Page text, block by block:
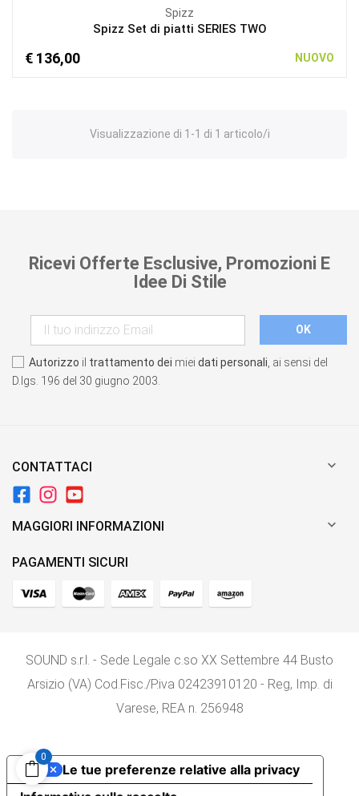
Spizz
Spizz Set di piatti SERIES TWO
€ 136,00 NUOVO
Visualizzazione di 1-1 di 1 articolo/i
Ricevi Offerte Esclusive, Promozioni E
Idee Di Stile
Autorizzo il trattamento dei miei dati personali , ai sensi del
D.lgs. 196 del 30 giugno 2003.
CONTATTACI 
MAGGIORI INFORMAZIONI 
PAGAMENTI SICURI
SOUND s.r.l. - Sede Legale c.so XX Settembre 44 Busto
Arsizio (VA) Cod.Fisc./P.iva 02423910120 - Reg, Imp. di
Varese, REA n. 256948
0
Le tue preferenze relative alla privacy